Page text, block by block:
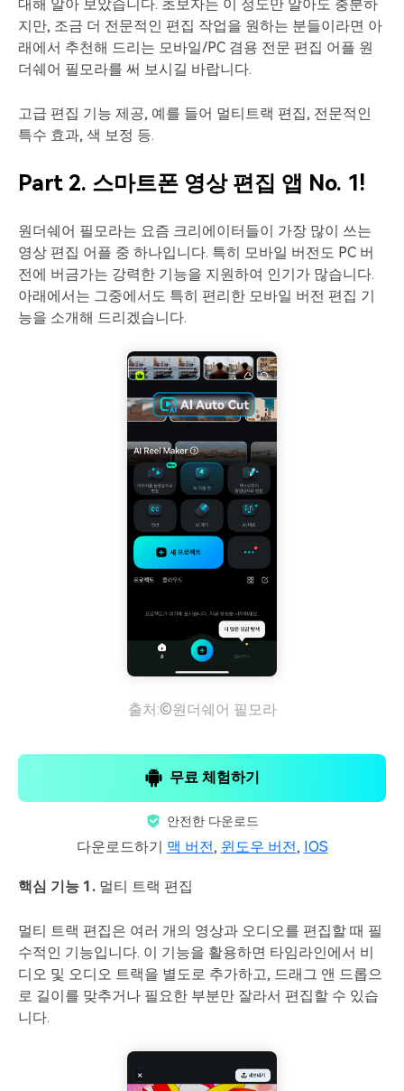
대해 알아 보았습니다. 초보자는 이 정도만 알아도 충분하
지만, 조금 더 전문적인 편집 작업을 원하는 분들이라면 아
래에서 추천해 드리는 모바일/PC 겸용 전문 편집 어플 원
더쉐어 필모라를 써 보시길 바랍니다.
고급 편집 기능 제공, 예를 들어 멀티트랙 편집, 전문적인
특수 효과, 색 보정 등.
Part 2. 스마트폰 영상 편집 앱 No. 1!
원더쉐어 필모라는 요즘 크리에이터들이 가장 많이 쓰는
영상 편집 어플 중 하나입니다. 특히 모바일 버전도 PC 버
전에 버금가는 강력한 기능을 지원하여 인기가 많습니다.
아래에서는 그중에서도 특히 편리한 모바일 버전 편집 기
능을 소개해 드리겠습니다.
출처:©원더쉐어 필모라
무료 체험하기
안전한 다운로드
다운로드하기 맥 버전, 윈도우 버전, IOS
핵심 기능 1. 멀티 트랙 편집
멀티 트랙 편집은 여러 개의 영상과 오디오를 편집할 때 필
수적인 기능입니다. 이 기능을 활용하면 타임라인에서 비
디오 및 오디오 트랙을 별도로 추가하고, 드래그 앤 드롭으
로 길이를 맞추거나 필요한 부분만 잘라서 편집할 수 있습
니다.